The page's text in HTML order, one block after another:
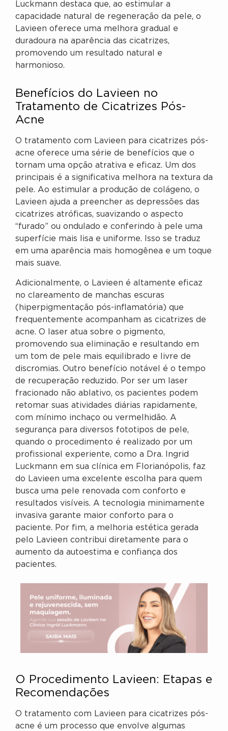
Luckmann destaca que, ao estimular a
capacidade natural de regeneração da pele, o
Lavieen oferece uma melhora gradual e
duradoura na aparência das cicatrizes,
promovendo um resultado natural e
harmonioso.
Benefícios do Lavieen no
Tratamento de Cicatrizes Pós-
Acne
O tratamento com Lavieen para cicatrizes pós-
acne oferece uma série de benefícios que o
tornam uma opção atrativa e eficaz. Um dos
principais é a significativa melhora na textura da
pele. Ao estimular a produção de colágeno, o
Lavieen ajuda a preencher as depressões das
cicatrizes atróficas, suavizando o aspecto
“furado” ou ondulado e conferindo à pele uma
superfície mais lisa e uniforme. Isso se traduz
em uma aparência mais homogênea e um toque
mais suave.
Adicionalmente, o Lavieen é altamente eficaz
no clareamento de manchas escuras
(hiperpigmentação pós-inflamatória) que
frequentemente acompanham as cicatrizes de
acne. O laser atua sobre o pigmento,
promovendo sua eliminação e resultando em
um tom de pele mais equilibrado e livre de
discromias. Outro benefício notável é o tempo
de recuperação reduzido. Por ser um laser
fracionado não ablativo, os pacientes podem
retomar suas atividades diárias rapidamente,
com mínimo inchaço ou vermelhidão. A
segurança para diversos fototipos de pele,
quando o procedimento é realizado por um
profissional experiente, como a Dra. Ingrid
Luckmann em sua clínica em Florianópolis, faz
do Lavieen uma excelente escolha para quem
busca uma pele renovada com conforto e
resultados visíveis. A tecnologia minimamente
invasiva garante maior conforto para o
paciente. Por fim, a melhoria estética gerada
pelo Lavieen contribui diretamente para o
aumento da autoestima e confiança dos
pacientes.
O Procedimento Lavieen: Etapas e
Recomendações
O tratamento com Lavieen para cicatrizes pós-
acne é um processo que envolve algumas